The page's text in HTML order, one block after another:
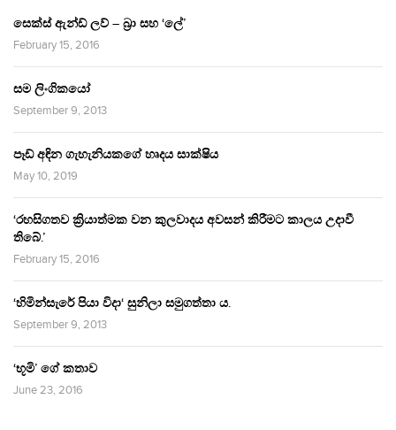
සෙක්ස් ඇන්ඩ් ලව් – බ්‍රා සහ ‘ලේ’
February 15, 2016
සම ලිංගිකයෝ
September 9, 2013
පෑඩ් අඳින ගැහැනියකගේ හෘදය සාක්ෂිය
May 10, 2019
‘රහසිගතව ක්‍රියාත්මක වන කුලවාදය අවසන් කිරීමට කාලය උදාවී
තිබේ.’
February 15, 2016
‘හිමින්සැරේ පියා විදා‘ සුනිලා සමුගත්තා ය.
September 9, 2013
‘භූමි’ ගේ කතාව
June 23, 2016